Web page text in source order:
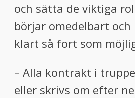
och sätta de viktiga
börjar omedelbart och
klart så fort som
– Alla kontrakt i
eller skrivs om efter